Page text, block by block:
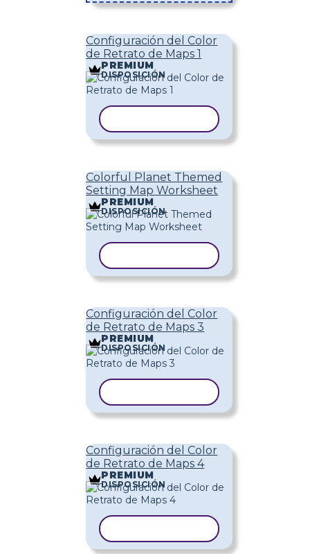
Configuración del Color
de Retrato de Maps 1
PREMIUM
DISPOSICIÓN
Colorful Planet Themed
Setting Map Worksheet
PREMIUM
DISPOSICIÓN
Configuración del Color
de Retrato de Maps 3
PREMIUM
DISPOSICIÓN
Configuración del Color
de Retrato de Maps 4
PREMIUM
DISPOSICIÓN